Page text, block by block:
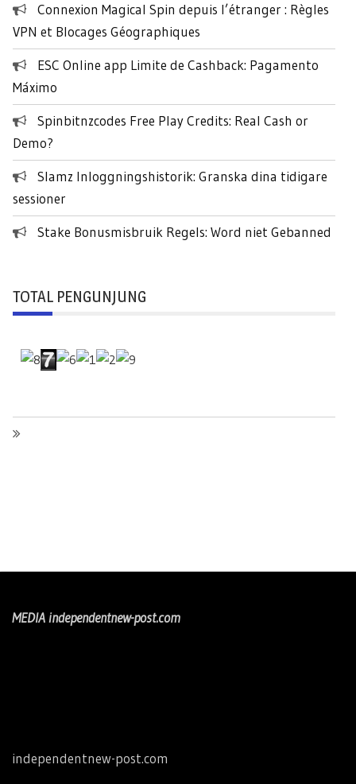
t
k
:
Connexion Magical Spin depuis l’étranger : Règles
VPN et Blocages Géographiques
ESC Online app Limite de Cashback: Pagamento
Máximo
Spinbitnzcodes Free Play Credits: Real Cash or
Demo?
Slamz Inloggningshistorik: Granska dina tidigare
sessioner
Stake Bonusmisbruik Regels: Word niet Gebanned
TOTAL PENGUNJUNG
MEDIA independentnew-post.com
independentnew-post.com